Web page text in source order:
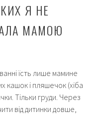
Я НЕ
МАМОЮ
їсть лише мамине
кашок і пляшечок (хіба
Тільки груди. Через
від дитинки довше,